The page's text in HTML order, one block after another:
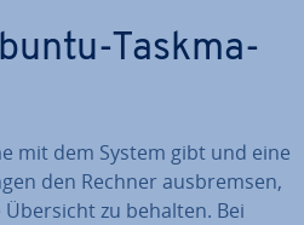
Task­ma­
mit dem System gibt und eine
den Rechner aus­brem­sen,
zu behalten. Bei